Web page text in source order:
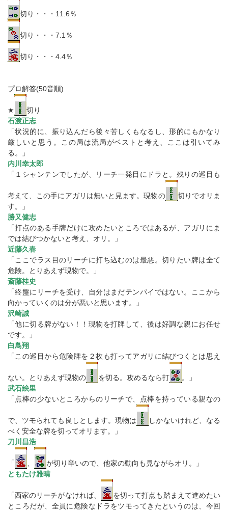
切り・・・11.6％
切り・・・7.1％
切り・・・4.4％
プロ解答(50音順)
★
切り
石渡正志
「状況的に、振り込んだら後々苦しくもなるし、形的にもかなり
厳しいと思う。この局は流局がベストと考え、ここは引いてみ
る。」
内川幸太郎
「１シャンテンでしたが、リーチ一発目にドラと。残りの巡目も
考えて、この手にアガリは無いと見ます。現物の
切りでオリま
す。」
勝又健志
「打点のある手牌だけに攻めたいところではあるが、アガリにま
では結びつかないと考え、オリ。」
近藤久春
「ここでラス目のリーチに打ち込むのは最悪。切りたい牌は全て
危険。とりあえず現物で。」
斎藤桂史
「終盤にリーチを受け、自分はまだテンパイではない。ここから
向かっていくのは分が悪いと思います。」
沢崎誠
「他に切る牌がない！！現物を打牌して、後は好調な親にお任せ
です。」
白鳥翔
「この巡目から危険牌を２枚も打ってアガリに結びつくとは思え
ない。とりあえず現物の を切る。攻めるなら打
。」
武石絵里
「点棒の少ないところからのリーチで、点棒を持っている親なの
で、ツモられても良しとします。現物は
しかないけれど、なる
べく安全な牌を切ってオリます。」
刀川昌浩
「 、
が切り辛いので、他家の動向も見ながらオリ。」
ともたけ雅晴
「西家のリーチがなければ、
を切って打点も踏まえて進めたい
ところだが、全員に危険なドラをツモってきたというのは、今回